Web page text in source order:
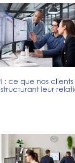
: ce que nos
leur